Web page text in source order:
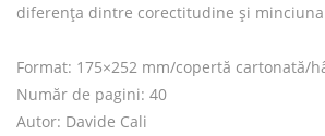
diferența dintre corectitudine și
Format: 175×252 mm/copertă cartonată/
Număr de pagini: 40
Autor: Davide Cali